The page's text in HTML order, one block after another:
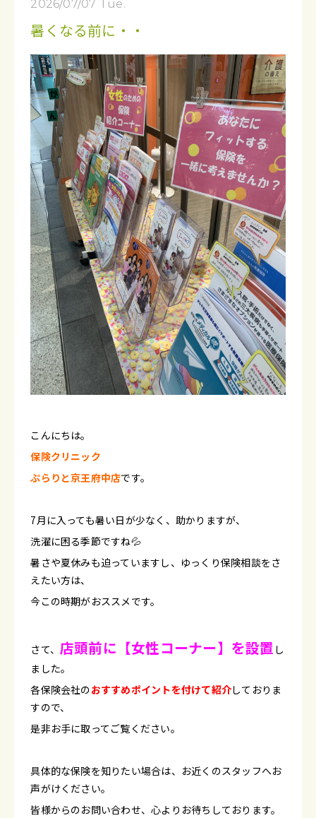
2026/07/07 Tue.
暑くなる前に・・
こんにちは。
保険クリニック
ぷらりと京王府中店です。
7月に入っても暑い日が少なく、助かりますが、
洗濯に困る季節ですね💦
暑さや夏休みも迫っていますし、ゆっくり保険相談をさ
えたい方は、
今この時期がおススメです。
さて、店頭前に【女性コーナー】を設置 し
ました。
各保険会社のおすすめポイントを付けて紹介しておりま
すので、
是非お手に取ってご覧ください。
具体的な保険を知りたい場合は、お近くのスタッフへお
声がけください。
皆様からのお問い合わせ、心よりお待ちしております。